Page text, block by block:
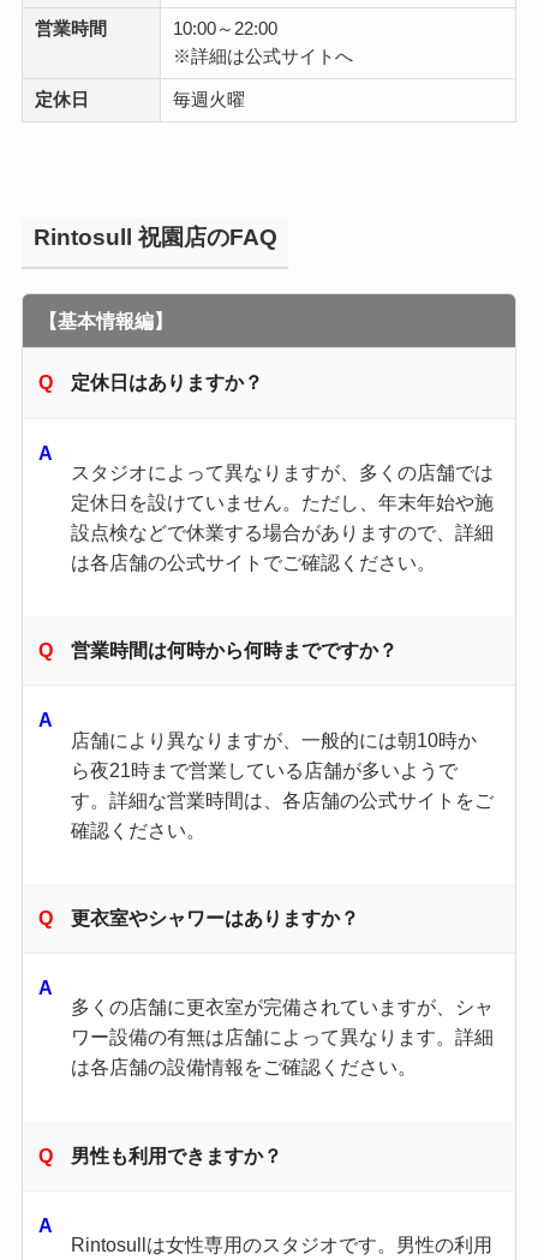
営業時間
10:00～22:00
※詳細は公式サイトへ
定休日 毎週火曜
Rintosull 祝園店のFAQ
【基本情報編】
定休日はありますか？
スタジオによって異なりますが、多くの店舗では
定休日を設けていません。​ただし、年末年始や施
設点検などで休業する場合がありますので、詳細
は各店舗の公式サイトでご確認ください。​
営業時間は何時から何時までですか？
店舗により異なりますが、一般的には朝10時か
ら夜21時まで営業している店舗が多いようで
す。​詳細な営業時間は、各店舗の公式サイトをご
確認ください。​
更衣室やシャワーはありますか？
多くの店舗に更衣室が完備されていますが、シャ
ワー設備の有無は店舗によって異なります。​詳細
は各店舗の設備情報をご確認ください。​
男性も利用できますか？
Rintosullは女性専用のスタジオです。​男性の利用